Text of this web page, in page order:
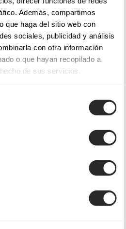
Además, compartimos
que haga del sitio web con
sociales, publicidad y análisis
con otra información
o que hayan recopilado a
de sus servicios.